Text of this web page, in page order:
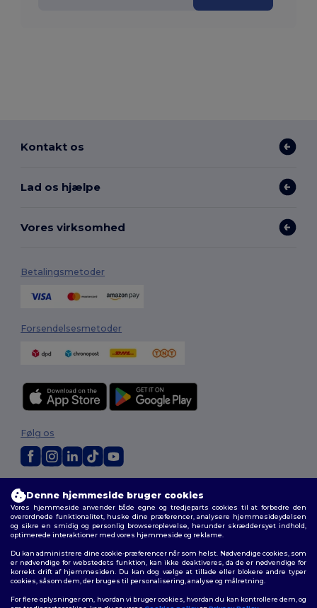
Kontakt os
Lad os hjælpe
Vores virksomhed
Betalingsmetoder
Forsendelsesmetoder
Vilkår og Betingelser|Tilpasset politik |Fortrolighedspolitik
cookies | Sitemap
Følg os
Denne hjemmeside bruger cookies
Vores hjemmeside anvender både egne og tredjeparts cookies til at forbedre den
overordnede funktionalitet, huske dine præferencer, analysere hjemmesideydelsen
og sikre en smidig og personlig browseroplevelse, herunder skræddersyet indhold,
optimerede interaktioner med vores hjemmeside og reklame.
Du kan administrere dine cookie-præferencer når som helst. Nødvendige cookies, som
er nødvendige for webstedets funktion, kan ikke deaktiveres, da de er nødvendige for
korrekt drift af hjemmesiden. Du kan dog vælge at tillade eller blokere andre typer
cookies, såsom dem, der bruges til personalisering, analyse og målretning.
For flere oplysninger om, hvordan vi bruger cookies, hvordan du kan kontrollere dem, og